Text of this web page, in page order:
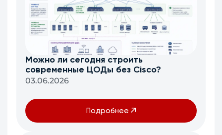
Можно ли сегодня строить
современные ЦОДы без Cisco?
03.06.2026
Подробнее